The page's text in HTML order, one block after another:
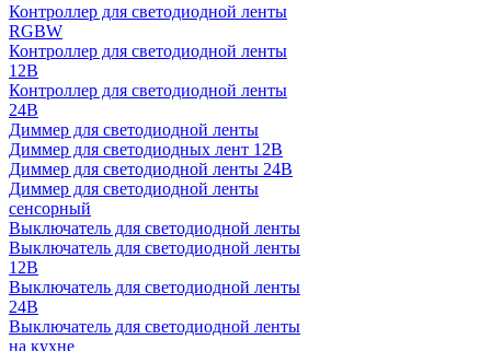
Контроллер для светодиодной ленты
RGBW
Контроллер для светодиодной ленты
12В
Контроллер для светодиодной ленты
24В
Диммер для светодиодной ленты
Диммер для светодиодных лент 12В
Диммер для светодиодной ленты 24В
Диммер для светодиодной ленты
сенсорный
Выключатель для светодиодной ленты
Выключатель для светодиодной ленты
12В
Выключатель для светодиодной ленты
24В
Выключатель для светодиодной ленты
на кухне